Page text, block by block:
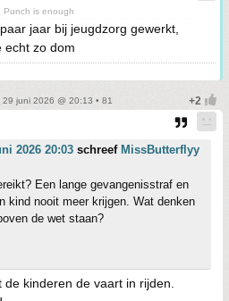
Punch is enough
jaar bij jeugdzorg gewerkt,
echt zo dom
29 juni 2026 @ 20:13 • 81
2026 20:03 schreef MissButterflyy
Een lange gevangenisstraf en
kind nooit meer krijgen. Wat denken
de wet staan?
kinderen de vaart in rijden.